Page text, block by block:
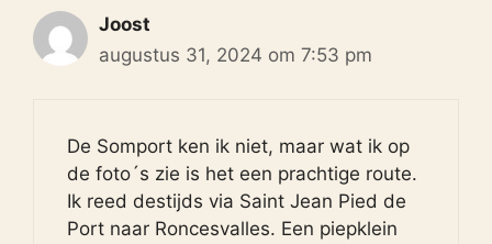
Joost
augustus 31, 2024 om 7:53 pm
De Somport ken ik niet, maar wat ik op
de foto´s zie is het een prachtige route.
Ik reed destijds via Saint Jean Pied de
Port naar Roncesvalles. Een piepklein